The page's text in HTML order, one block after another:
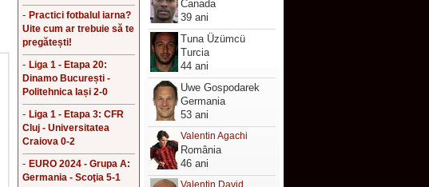
- Practici fotbalul iarna?
Uite cum ar trebuie să te
pregătești!
- Liga 1 - Etapa 20:
Dinamo București -
Politehnica Iași 2-0
- Liga 1 - Etapa 3: CFR
Cluj - Universitatea
Craiova 0-2
- EURO 2024 - Grupa A:
Germania - Scoţia 5-1
Canada
39 ani
Tuna Üzümcü
Turcia
44 ani
Uwe Gospodarek
Germania
53 ani
Valentin Agachi
România
46 ani
Valentin David